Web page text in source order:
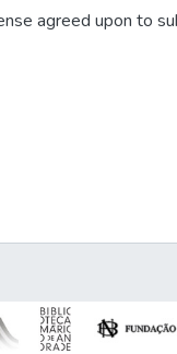
agreed upon to